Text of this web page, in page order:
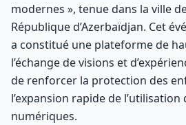
modernes », tenue dans la ville
République d’Azerbaïdjan. Cet
a constitué une plateforme de
l’échange de visions et
de renforcer la protection des
l’expansion rapide de
numériques.